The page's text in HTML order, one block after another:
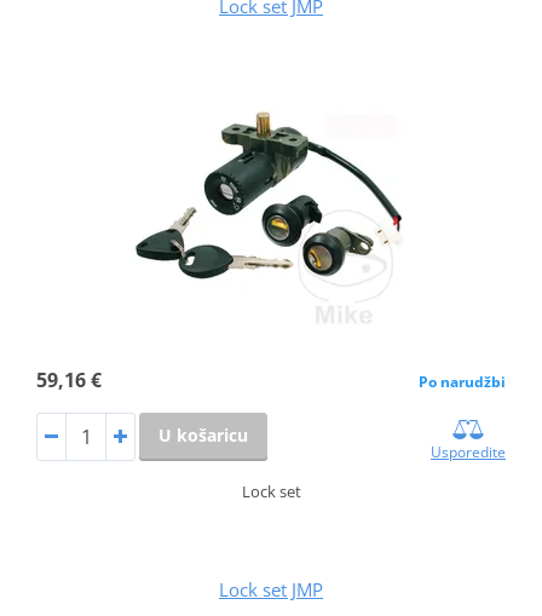
Lock set JMP
59,16 € Po narudžbi
U košaricu
Usporedite
Lock set
Lock set JMP